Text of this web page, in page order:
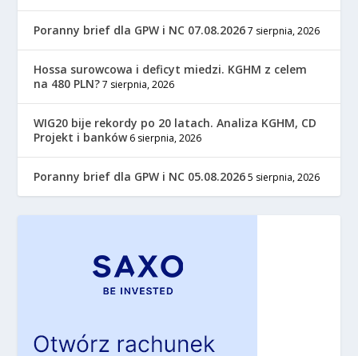
Poranny brief dla GPW i NC 07.08.2026 7 sierpnia, 2026
Hossa surowcowa i deficyt miedzi. KGHM z celem
na 480 PLN? 7 sierpnia, 2026
WIG20 bije rekordy po 20 latach. Analiza KGHM, CD
Projekt i banków 6 sierpnia, 2026
Poranny brief dla GPW i NC 05.08.2026 5 sierpnia, 2026